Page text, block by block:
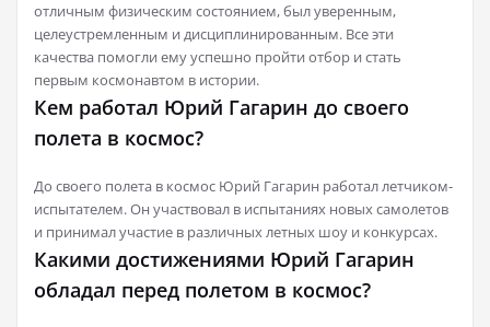
отличным физическим состоянием, был уверенным,
целеустремленным и дисциплинированным. Все эти
качества помогли ему успешно пройти отбор и стать
первым космонавтом в истории.
Кем работал Юрий Гагарин до своего
полета в космос?
До своего полета в космос Юрий Гагарин работал летчиком-
испытателем. Он участвовал в испытаниях новых самолетов
и принимал участие в различных летных шоу и конкурсах.
Какими достижениями Юрий Гагарин
обладал перед полетом в космос?